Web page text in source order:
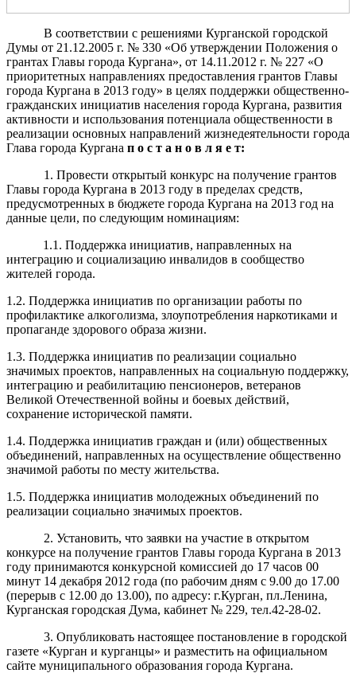
В соответствии с решениями Курганской городской
Думы от 21.12.2005 г. № 330 «Об утверждении Положения о
грантах Главы города Кургана», от 14.11.2012 г. № 227 «О
приоритетных направлениях предоставления грантов Главы
города Кургана в 2013 году» в целях поддержки общественно-
гражданских инициатив населения города Кургана, развития
активности и использования потенциала общественности в
реализации основных направлений жизнедеятельности города
Глава города Кургана п о с т а н о в л я е т:
1. Провести открытый конкурс на получение грантов
Главы города Кургана в 2013 году в пределах средств,
предусмотренных в бюджете города Кургана на 2013 год на
данные цели, по следующим номинациям:
1.1. Поддержка инициатив, направленных на
интеграцию и социализацию инвалидов в сообщество
жителей города.
1.2. Поддержка инициатив по организации работы по
профилактике алкоголизма, злоупотребления наркотиками и
пропаганде здорового образа жизни.
1.3. Поддержка инициатив по реализации социально
значимых проектов, направленных на социальную поддержку,
интеграцию и реабилитацию пенсионеров, ветеранов
Великой Отечественной войны и боевых действий,
сохранение исторической памяти.
1.4. Поддержка инициатив граждан и (или) общественных
объединений, направленных на осуществление общественно
значимой работы по месту жительства.
1.5. Поддержка инициатив молодежных объединений по
реализации социально значимых проектов.
2. Установить, что заявки на участие в открытом
конкурсе на получение грантов Главы города Кургана в 2013
году принимаются конкурсной комиссией до 17 часов 00
минут 14 декабря 2012 года (по рабочим дням с 9.00 до 17.00
(перерыв с 12.00 до 13.00), по адресу: г.Курган, пл.Ленина,
Курганская городская Дума, кабинет № 229, тел.42-28-02.
3. Опубликовать настоящее постановление в городской
газете «Курган и курганцы» и разместить на официальном
сайте муниципального образования города Кургана.